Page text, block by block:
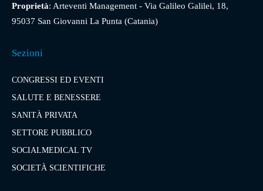
Proprietà: Arteventi Management - Via Galileo Galilei, 18,
95037 San Giovanni La Punta (Catania)
Sezioni
CONGRESSI ED EVENTI
SALUTE E BENESSERE
SANITÀ PRIVATA
SETTORE PUBBLICO
SOCIALMEDICAL TV
SOCIETÀ SCIENTIFICHE